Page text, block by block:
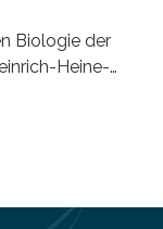
Biologie der
Heine-
für Forschung,